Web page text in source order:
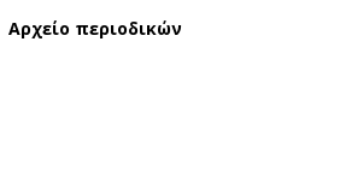
Αρχείο περιοδικών